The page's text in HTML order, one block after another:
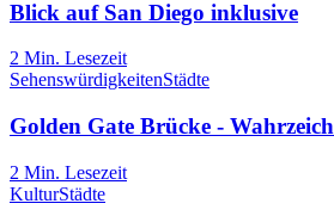
Blick auf San Diego inklusive
2 Min. Lesezeit
SehenswürdigkeitenStädte
Golden Gate Brücke -
2 Min. Lesezeit
KulturStädte